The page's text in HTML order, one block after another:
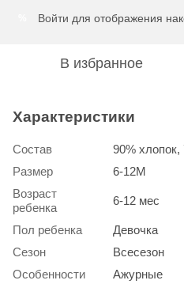
Войти для отображения
В избранное
Характеристики
Состав
90%
Размер
6-12М
Возраст
ребенка
6-12 мес
Пол ребенка
Девочка
Сезон
Всесезон
Особенности
Ажурные